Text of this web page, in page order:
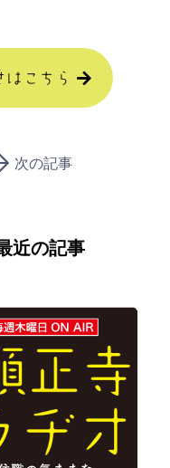
はこちら
次の記事
近の記事